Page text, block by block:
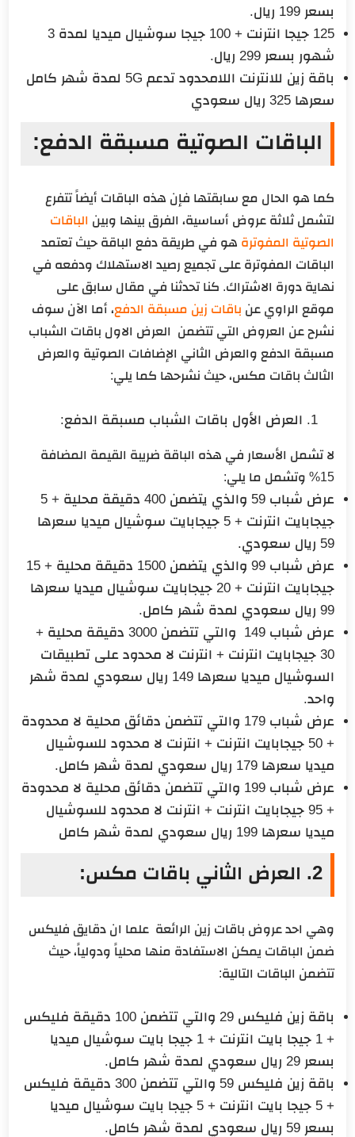
بسعر 199 ريال.
125 جيجا انترنت + 100 جيجا سوشيال ميديا لمدة 3
شهور بسعر 299 ريال.
باقة زين للانترنت اللامحدود تدعم 5G لمدة شهر كامل
سعرها 325 ريال سعودي
الباقات الصوتية مسبقة الدفع:
كما هو الحال مع سابقتها فإن هذه الباقات أيضاً تتفرع
لتشمل ثلاثة عروض أساسية، الفرق بينها وبين الباقات
الصوتية المفوترة هو في طريقة دفع الباقة حيث تعتمد
الباقات المفوترة على تجميع رصيد الاستهلاك ودفعه في
نهاية دورة الاشتراك. كنا تحدثنا في مقال سابق على
موقع الراوي عن باقات زين مسبقة الدفع، أما الآن سوف
نشرح عن العروض التي تتضمن العرض الاول باقات الشباب
مسبقة الدفع والعرض الثاني الإضافات الصوتية والعرض
الثالث باقات مكس، حيث نشرحها كما يلي:
العرض الأول باقات الشباب مسبقة الدفع:
لا تشمل الأسعار في هذه الباقة ضريبة القيمة المضافة
15% وتشمل ما يلي:
عرض شباب 59 والذي يتضمن 400 دقيقة محلية + 5
جيجابايت انترنت + 5 جيجابايت سوشيال ميديا سعرها
59 ريال سعودي.
عرض شباب 99 والذي يتضمن 1500 دقيقة محلية + 15
جيجابايت انترنت + 20 جيجابايت سوشيال ميديا سعرها
99 ريال سعودي لمدة شهر كامل.
عرض شباب 149 والتي تتضمن 3000 دقيقة محلية +
30 جيجابايت انترنت + انترنت لا محدود على تطبيقات
السوشيال ميديا سعرها 149 ريال سعودي لمدة شهر
واحد.
عرض شباب 179 والتي تتضمن دقائق محلية لا محدودة
+ 50 جيجابايت انترنت + انترنت لا محدود للسوشيال
ميديا سعرها 179 ريال سعودي لمدة شهر كامل.
عرض شباب 199 والتي تتضمن دقائق محلية لا محدودة
+ 95 جيجابايت انترنت + انترنت لا محدود للسوشيال
ميديا سعرها 199 ريال سعودي لمدة شهر كامل
2. العرض الثاني باقات مكس:
وهي احد عروض باقات زين الرائعة علما ان دقايق فليكس
ضمن الباقات يمكن الاستفادة منها محلياً ودولياً، حيث
تتضمن الباقات التالية:
باقة زين فليكس 29 والتي تتضمن 100 دقيقة فليكس
+ 1 جيجا بايت انترنت + 1 جيجا بايت سوشيال ميديا
بسعر 29 ريال سعودي لمدة شهر كامل.
باقة زين فليكس 59 والتي تتضمن 300 دقيقة فليكس
+ 5 جيجا بايت انترنت + 5 جيجا بايت سوشيال ميديا
بسعر 59 ريال سعودي لمدة شهر كامل.